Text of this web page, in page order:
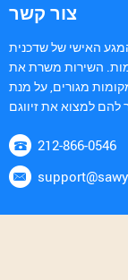
צור קשר
האישי של שדכנית
השירות משרת את
מגורים, על מנת
212-866-0546